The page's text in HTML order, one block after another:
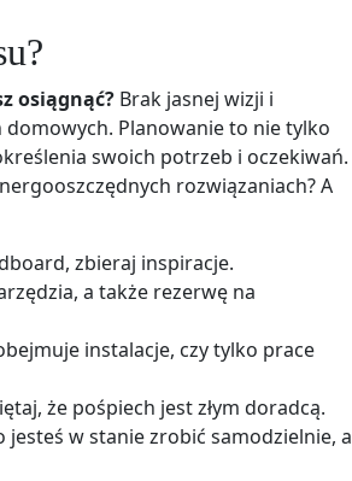
osiągnąć? Brak jasnej wizji i
Planowanie to nie tylko
swoich potrzeb i oczekiwań.
rozwiązaniach? A
zbieraj inspiracje.
a także rezerwę na
instalacje, czy tylko prace
że pośpiech jest złym doradcą.
jesteś w stanie zrobić samodzielnie, a